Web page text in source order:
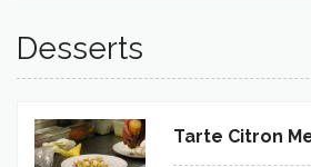
Desserts
Tarte Citron